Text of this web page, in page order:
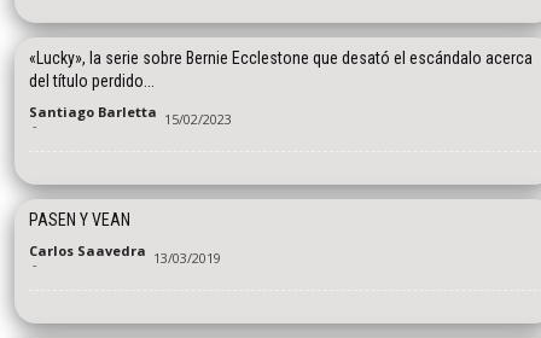
«Lucky», la serie sobre Bernie Ecclestone que desató el escándalo acerca
del título perdido...
Santiago Barletta
- 15/02/2023
PASEN Y VEAN
Carlos Saavedra
- 13/03/2019